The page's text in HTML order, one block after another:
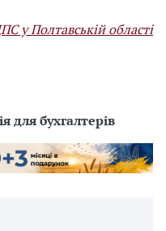
у Полтавській області
для бухгалтерів